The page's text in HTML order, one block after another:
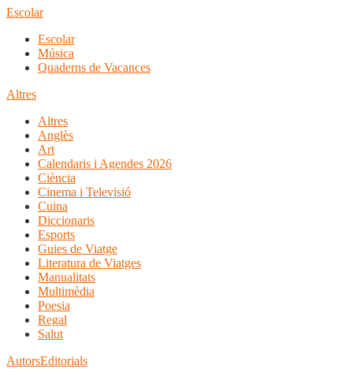
Escolar
Escolar
Música
Quaderns de Vacances
Altres
Altres
Anglès
Art
Calendaris i Agendes 2026
Ciència
Cinema i Televisió
Cuina
Diccionaris
Esports
Guies de Viatge
Literatura de Viatges
Manualitats
Multimèdia
Poesia
Regal
Salut
AutorsEditorials